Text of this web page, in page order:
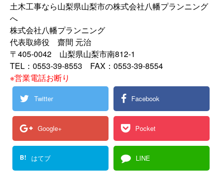
土木工事なら山梨県山梨市の株式会社八幡プランニング
へ
株式会社八幡プランニング
代表取締役 齋間 元治
〒405-0042 山梨県山梨市南812-1
TEL：0553-39-8553 FAX：0553-39-8554
※営業電話お断り
Twitter Facebook
Google+ Pocket
B! はてブ LINE